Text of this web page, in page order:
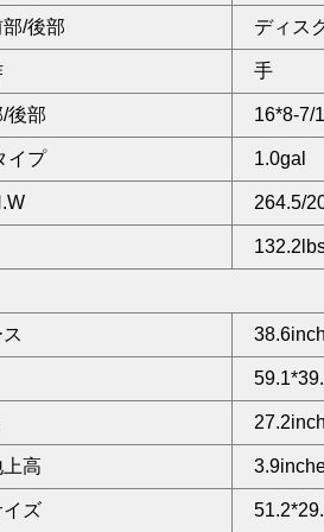
/後部 ディス
手
後部 16*8-7/
イプ 1.0gal
264.5/
高
イズ